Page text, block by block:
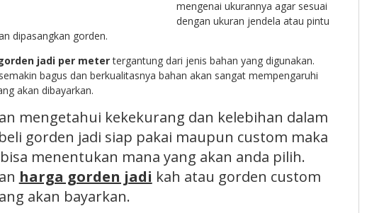
mengenai ukurannya agar sesuai
dengan ukuran jendela atau pintu
dipasangkan gorden.
jadi per metertergantung dari jenis bahan yang digunakan.
bagus dan berkualitasnya bahan akan sangat mempengaruhi
akan dibayarkan.
mengetahui kekekurang dan kelebihan dalam
gorden jadi siap pakai maupun custom maka
menentukan mana yang akan anda pilih.
harga gorden jadi kah atau gorden custom
akan bayarkan.